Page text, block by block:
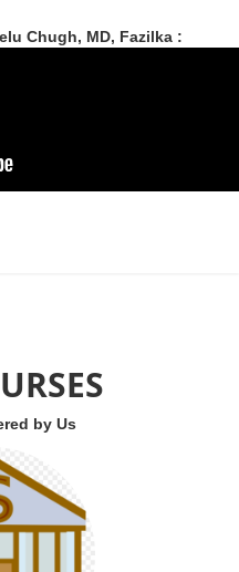
Chugh, MD, Fazilka :
by Us